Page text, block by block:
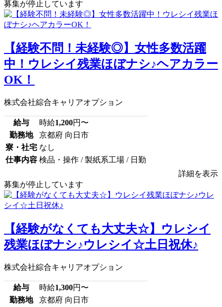
募集が停止しています
【経験不問！未経験◎】女性多数活躍
中！ウレシイ残業ほぼナシ♪ヘアカラー
OK！
株式会社綜合キャリアオプション
給与 時給1,200円〜
勤務地
京都府 向日市
寮・社宅 なし
仕事内容 検品・操作 / 製紙系工場 / 日勤
詳細を表示
募集が停止しています
【経験がなくても大丈夫☆】ウレシイ
残業ほぼナシ♪ウレシイ☆土日祝休♪
株式会社綜合キャリアオプション
給与 時給1,300円〜
勤務地
京都府 向日市